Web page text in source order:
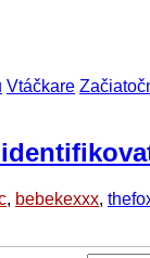
Vtáčkare
, bebekexxx,